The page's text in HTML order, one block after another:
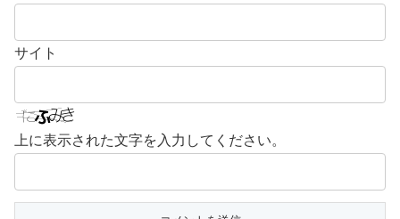
サイト
上に表示された文字を入力してください。